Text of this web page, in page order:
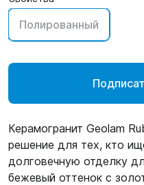
Полированный
Керамогранит Geolam
решение для тех, кто
долговечную отделку
бежевый оттенок с